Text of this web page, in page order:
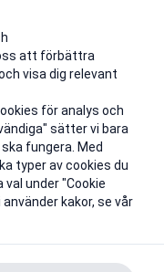
att förbättra
visa dig relevant
för analys och
sätter vi bara
fungera. Med
typer av cookies du
under "Cookie
kakor, se vår